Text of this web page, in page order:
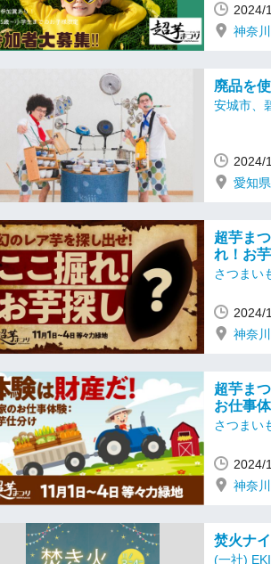
2024/
神奈
廃品を
安城市、
2024/
愛知県
超芋ま
れ！お芋
さつまい
2024/
神奈
超芋ま
お仕事
さつまい
2024/
神奈
焚火ナ
(一社)